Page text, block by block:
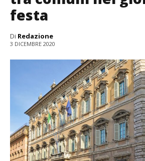
festa
Di Redazione
3 DICEMBRE 2020